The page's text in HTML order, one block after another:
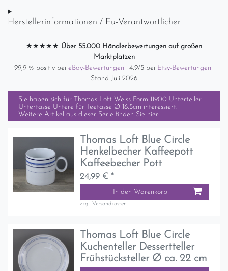
Herstellerinformationen / Eu-Verantwortlicher
★★★★★ Über 55.000 Händlerbewertungen auf großen
Marktplätzen
99,9 % positiv bei eBay-Bewertungen · 4,9/5 bei Etsy-Bewertungen ·
Stand Juli 2026
Sie haben sich für Thomas Loft Weiss Form 11900 Unterteller
Untertasse Untere für Teetasse Ø 16,5cm interessiert.
Weitere Artikel aus dieser Serie finden Sie hier:
Thomas Loft Blue Circle
Henkelbecher Kaffeepott
Kaffeebecher Pott
24,99 € *
In den Warenkorb
zzgl. Versandkosten
Thomas Loft Blue Circle
Kuchenteller Dessertteller
Frühstücksteller Ø ca. 22 cm